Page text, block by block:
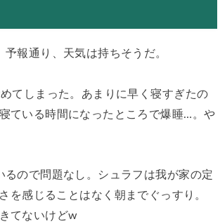
報通り、天気は持ちそうだ。
てしまった。あまりに早く寝すぎたの
ている時間になったところで爆睡…。や
ので問題なし。シュラフは我が家の定
を感じることはなく朝までぐっすり。
てないけどw